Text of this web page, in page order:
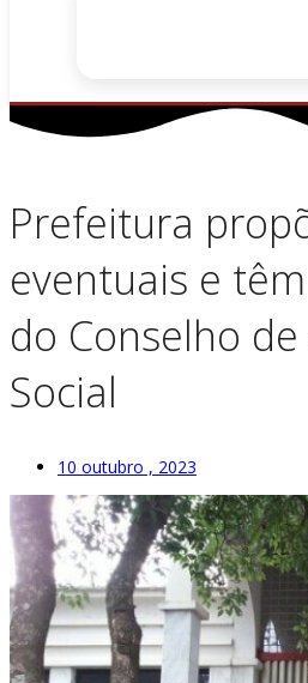
Prefeitura
eventuais e
do Conselho
Social
10 outubro , 2023